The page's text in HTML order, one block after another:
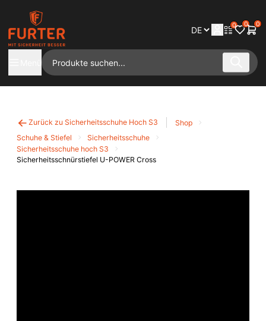
0 0 0
Zurück zu Sicherheitsschuhe Hoch S3
Shop
Schuhe & Stiefel
Sicherheitsschuhe
Sicherheitsschuhe hoch S3
Sicherheitsschnürstiefel U-POWER Cross